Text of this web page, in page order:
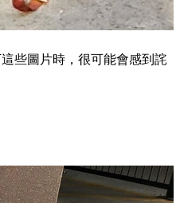
些圖片時，很可能會感到詫